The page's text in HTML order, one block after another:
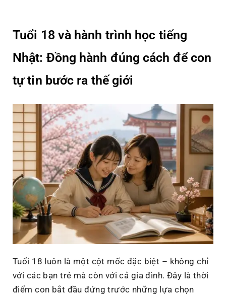
để
tiếp:
cách
trí
não
và
duy
trì
tinh
thần
học
hỏi
khi
về
già
Tuổi 18 và hành trình học tiếng
Nhật: Đồng hành đúng cách để con
tự tin bước ra thế giới
Tuổi 18 luôn là một cột mốc đặc biệt – không chỉ
với các bạn trẻ mà còn với cả gia đình. Đây là thời
điểm con bắt đầu đứng trước những lựa chọn